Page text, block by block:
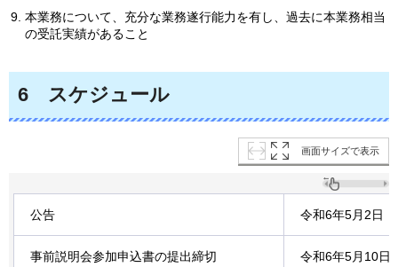
本業務について、充分な業務遂行能力を有し、過去に本業務相当
の受託実績があること
6 スケジュール
画面サイズで表示
公告 令和6年5月2日
事前説明会参加申込書の提出締切 令和6年5月10日